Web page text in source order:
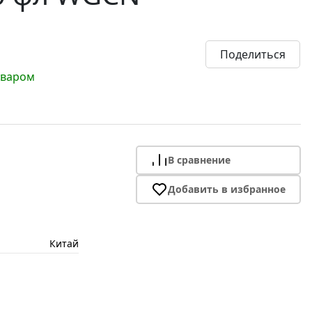
Поделиться
В сравнение
Добавить в избранное
Китай